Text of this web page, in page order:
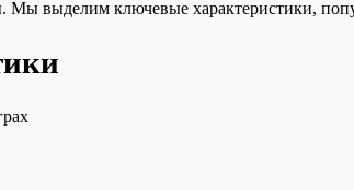
Мы выделим ключевые характеристики,